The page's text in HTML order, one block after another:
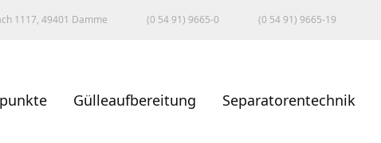
1117, 49401 Damme (0 54 91) 9665-0 (0 54 91) 9665-19
Gülleaufbereitung Separatorentechnik